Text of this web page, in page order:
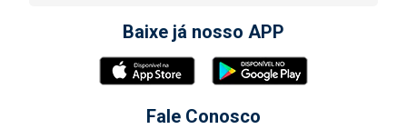
Baixe já nosso APP
Fale Conosco